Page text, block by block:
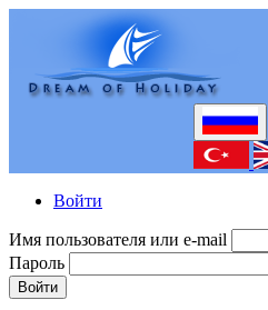
Войти
Имя пользователя или e-mail
Пароль
Войти